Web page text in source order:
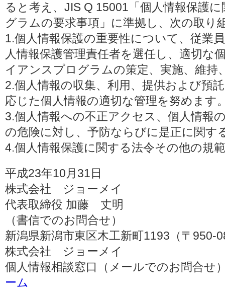
ると考え、JIS Q 15001「個人情報保護
グラムの要求事項」に準拠し、次の取り
1.個人情報保護の重要性について、従業
人情報保護管理責任者を選任し、適切な
イアンスプログラムの策定、実施、維持
2.個人情報の収集、利用、提供および預
応じた個人情報の適切な管理を努めます
3.個人情報への不正アクセス、個人情報
の危険に対し、予防ならびに是正に関す
4.個人情報保護に関する法令その他の規
平成23年10月31日
株式会社 ジョーメイ
代表取締役 加藤 丈明
（書信でのお問合せ）
新潟県新潟市東区木工新町1193（〒950-
株式会社 ジョーメイ
個人情報相談窓口（メールでのお問合せ
ーム